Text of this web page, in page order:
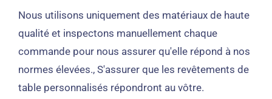
Nous utilisons uniquement des matériaux de haute
qualité et inspectons manuellement chaque
commande pour nous assurer qu'elle répond à nos
normes élevées., S'assurer que les revêtements de
table personnalisés répondront au vôtre.